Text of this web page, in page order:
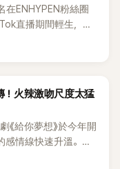
在ENHYPEN粉絲圈
直播期間輕生，最
不少粉絲湧入社群平
！火辣激吻尺度太猛
給你夢想》於今年開
感情線快速升溫。最
出現床戲橋段，讓